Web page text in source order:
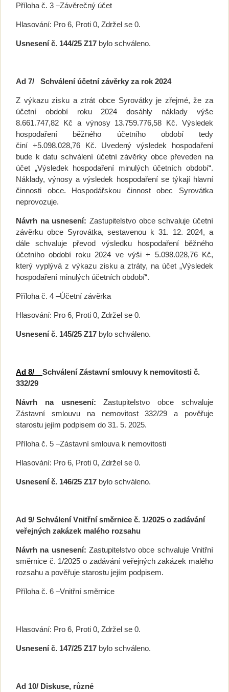
Příloha č. 3 –Závěrečný účet
Hlasování: Pro 6, Proti 0, Zdržel se 0.
Usnesení č. 144/25 Z17 bylo schváleno.
Ad 7/ Schválení účetní závěrky za rok 2024
Z výkazu zisku a ztrát obce Syrovátky je zřejmé, že za
účetní období roku 2024 dosáhly náklady výše
8.661.747,82 Kč a výnosy 13.759.776,58 Kč. Výsledek
hospodaření běžného účetního období tedy
činí +5.098.028,76 Kč. Uvedený výsledek hospodaření
bude k datu schválení účetní závěrky obce převeden na
účet „Výsledek hospodaření minulých účetních období“.
Náklady, výnosy a výsledek hospodaření se týkají hlavní
činnosti obce. Hospodářskou činnost obec Syrovátka
neprovozuje.
Návrh na usnesení: Zastupitelstvo obce schvaluje účetní
závěrku obce Syrovátka, sestavenou k 31. 12. 2024, a
dále schvaluje převod výsledku hospodaření běžného
účetního období roku 2024 ve výši + 5.098.028,76 Kč,
který vyplývá z výkazu zisku a ztráty, na účet „Výsledek
hospodaření minulých účetních období“.
Příloha č. 4 –Účetní závěrka
Hlasování: Pro 6, Proti 0, Zdržel se 0.
Usnesení č. 145/25 Z17 bylo schváleno.
Ad 8/ Schválení Zástavní smlouvy k nemovitosti č.
332/29
Návrh na usnesení: Zastupitelstvo obce schvaluje
Zástavní smlouvu na nemovitost 332/29 a pověřuje
starostu jejím podpisem do 31. 5. 2025.
Příloha č. 5 –Zástavní smlouva k nemovitosti
Hlasování: Pro 6, Proti 0, Zdržel se 0.
Usnesení č. 146/25 Z17 bylo schváleno.
Ad 9/ Schválení Vnitřní směrnice č. 1/2025 o zadávání
veřejných zakázek malého rozsahu
Návrh na usnesení: Zastupitelstvo obce schvaluje Vnitřní
směrnice č. 1/2025 o zadávání veřejných zakázek malého
rozsahu a pověřuje starostu jejím podpisem.
Příloha č. 6 –Vnitřní směrnice
Hlasování: Pro 6, Proti 0, Zdržel se 0.
Usnesení č. 147/25 Z17 bylo schváleno.
Ad 10/ Diskuse, různé